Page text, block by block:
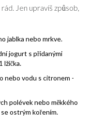
Jen upravíš způsob,
jablka nebo mrkve.
jogurt s přidanými
lžička.
nebo vodu s citronem -
polévek nebo měkkého
ostrým kořením.